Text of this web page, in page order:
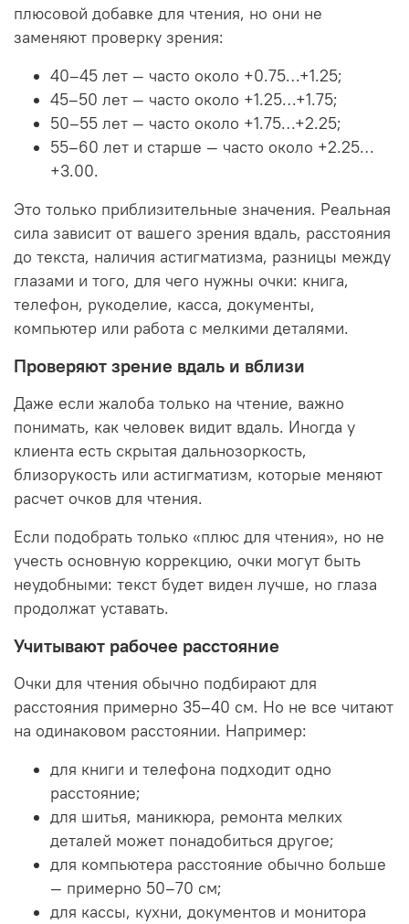
плюсовой добавке для чтения, но они не
заменяют проверку зрения:
40–45 лет — часто около +0.75…+1.25;
45–50 лет — часто около +1.25…+1.75;
50–55 лет — часто около +1.75…+2.25;
55–60 лет и старше — часто около +2.25…
+3.00.
Это только приблизительные значения. Реальная
сила зависит от вашего зрения вдаль, расстояния
до текста, наличия астигматизма, разницы между
глазами и того, для чего нужны очки: книга,
телефон, рукоделие, касса, документы,
компьютер или работа с мелкими деталями.
Проверяют зрение вдаль и вблизи
Даже если жалоба только на чтение, важно
понимать, как человек видит вдаль. Иногда у
клиента есть скрытая дальнозоркость,
близорукость или астигматизм, которые меняют
расчет очков для чтения.
Если подобрать только «плюс для чтения», но не
учесть основную коррекцию, очки могут быть
неудобными: текст будет виден лучше, но глаза
продолжат уставать.
Учитывают рабочее расстояние
Очки для чтения обычно подбирают для
расстояния примерно 35–40 см. Но не все читают
на одинаковом расстоянии. Например:
для книги и телефона подходит одно
расстояние;
для шитья, маникюра, ремонта мелких
деталей может понадобиться другое;
для компьютера расстояние обычно больше
— примерно 50–70 см;
для кассы, кухни, документов и монитора